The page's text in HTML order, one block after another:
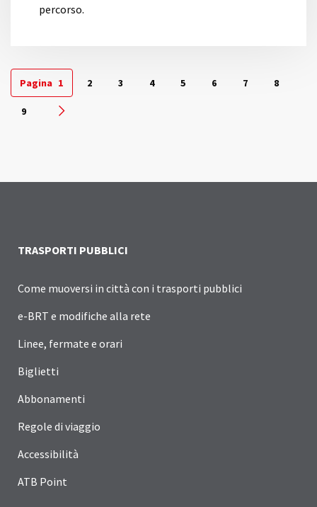
percorso.
Pagina 1 2 3 4 5 6 7 8
9 Pagina successiva
TRASPORTI PUBBLICI
Come muoversi in città con i trasporti pubblici
e-BRT e modifiche alla rete
Linee, fermate e orari
Biglietti
Abbonamenti
Regole di viaggio
Accessibilità
ATB Point